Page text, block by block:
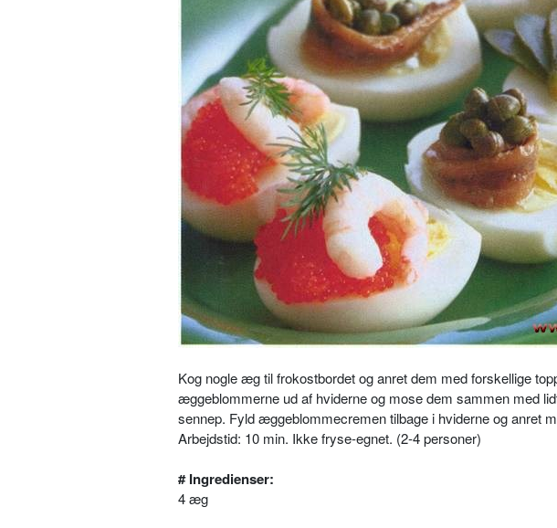
Kog nogle æg til frokostbordet og anret dem med forskellige
æggeblommerne ud af hviderne og mose dem sammen med
sennep. Fyld æggeblommecremen tilbage i hviderne og anret
Arbejdstid: 10 min. Ikke fryse-egnet. (2-4 personer)
# Ingredienser:
4 æg